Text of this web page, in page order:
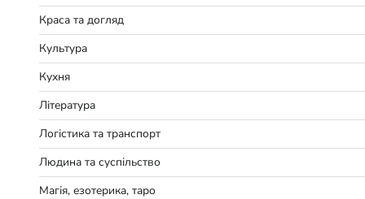
Краса та догляд
Культура
Кухня
Література
Логістика та транспорт
Людина та суспільство
Магія, езотерика, таро